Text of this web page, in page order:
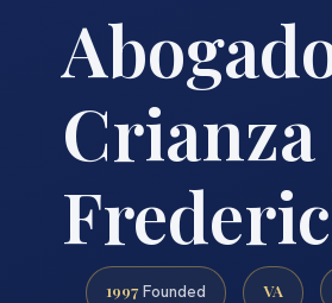
Crianza
1997 Founded VA